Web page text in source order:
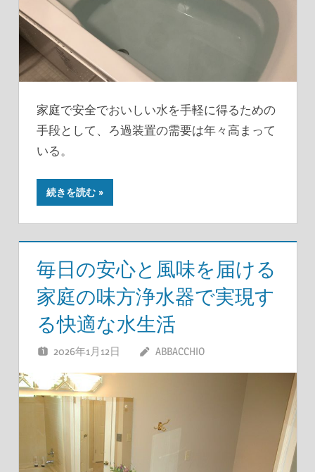
家庭で安全でおいしい水を手軽に得るための
手段として、ろ過装置の需要は年々高まって
いる。
続きを読む
毎日の安心と風味を届ける
家庭の味方浄水器で実現す
る快適な水生活
2026年1月12日 ABBACCHIO